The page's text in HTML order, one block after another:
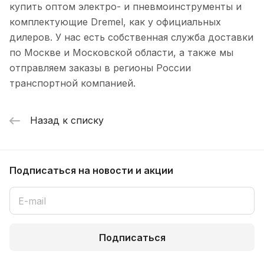
купить оптом электро- и пневмоинструменты и
комплектующие Dremel, как у официальных
дилеров. У нас есть собственная служба доставки
по Москве и Московской области, а также мы
отправляем заказы в регионы России
транспортной компанией.
Назад к списку
Подписаться на новости и акции
Подписаться